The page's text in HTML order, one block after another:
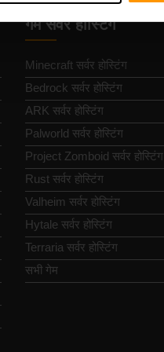
गेम सर्वर होस्टिंग
Minecraft सर्वर होस्टिंग
Bedrock सर्वर होस्टिंग
ARK सर्वर होस्टिंग
Palworld सर्वर होस्टिंग
Project Zomboid सर्वर होस्टिंग
Rust सर्वर होस्टिंग
Valheim सर्वर होस्टिंग
Hytale सर्वर होस्टिंग
Terraria सर्वर होस्टिंग
सभी गेम